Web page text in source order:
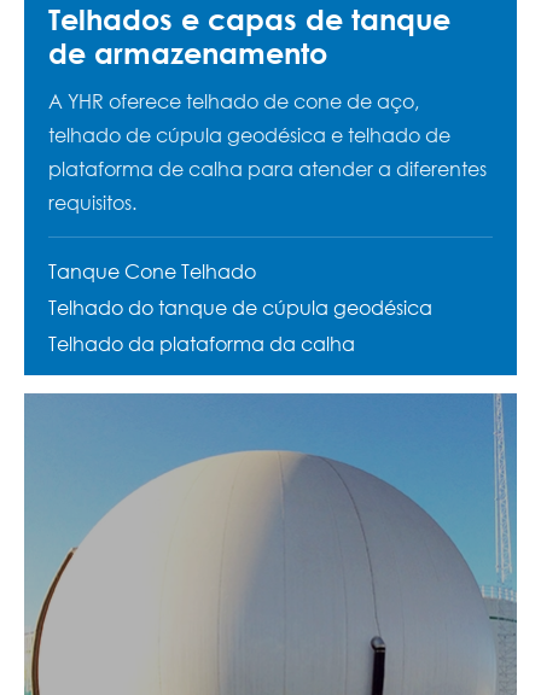
Telhados e capas de tanque
de armazenamento
A YHR oferece telhado de cone de aço,
telhado de cúpula geodésica e telhado de
plataforma de calha para atender a diferentes
requisitos.
Tanque Cone Telhado
Telhado do tanque de cúpula geodésica
Telhado da plataforma da calha